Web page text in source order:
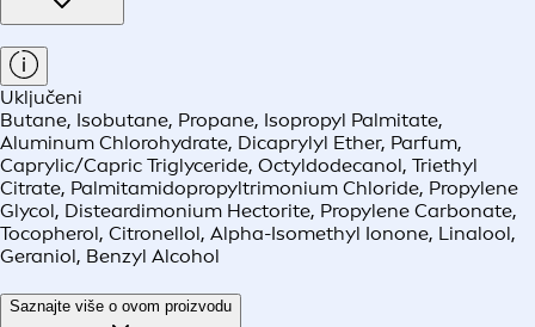
Uključeni
Butane, Isobutane, Propane, Isopropyl Palmitate,
Aluminum Chlorohydrate, Dicaprylyl Ether, Parfum,
Caprylic/Capric Triglyceride, Octyldodecanol, Triethyl
Citrate, Palmitamidopropyltrimonium Chloride, Propylene
Glycol, Disteardimonium Hectorite, Propylene Carbonate,
Tocopherol, Citronellol, Alpha-Isomethyl Ionone, Linalool,
Geraniol, Benzyl Alcohol
Saznajte više o ovom proizvodu